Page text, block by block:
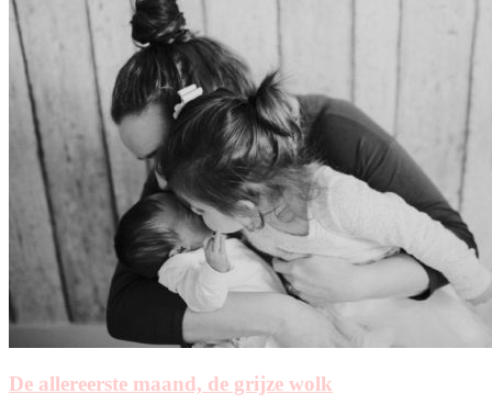
De allereerste maand, de grijze wolk